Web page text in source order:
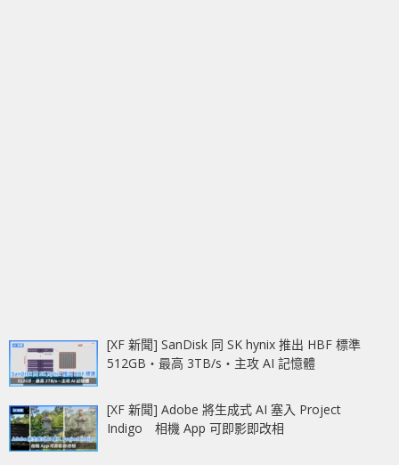
[XF 新聞] SanDisk 同 SK hynix 推出 HBF 標準
512GB‧最高 3TB/s‧主攻 AI 記憶體
[XF 新聞] Adobe 將生成式 AI 塞入 Project
Indigo 相機 App 可即影即改相